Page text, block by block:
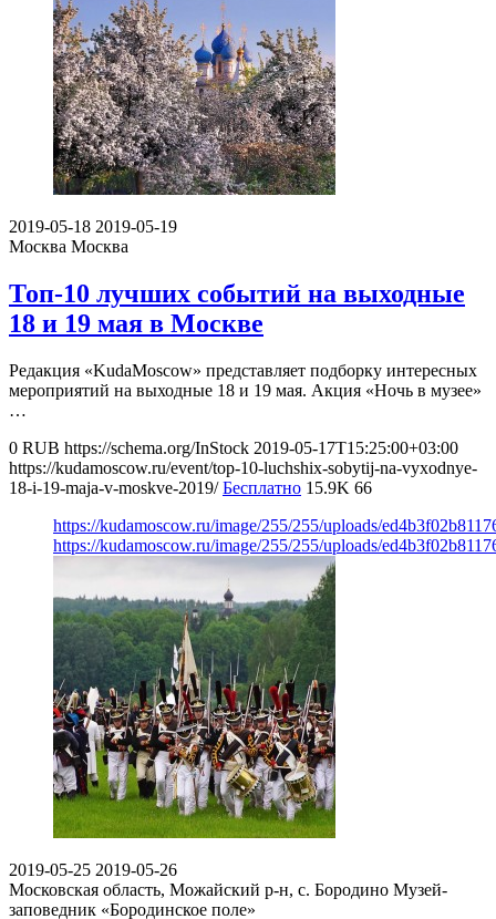
2019-05-18 2019-05-19
Москва Москва
Топ-10 лучших событий на выходные
18 и 19 мая в Москве
Редакция «KudaMoscow» представляет подборку интересных
мероприятий на выходные 18 и 19 мая. Акция «Ночь в музее»
…
0 RUB https://schema.org/InStock 2019-05-17T15:25:00+03:00
https://kudamoscow.ru/event/top-10-luchshix-sobytij-na-vyxodnye-
18-i-19-maja-v-moskve-2019/ Бесплатно 15.9K 66
https://kudamoscow.ru/image/255/255/uploads/
https://kudamoscow.ru/image/255/255/uploads/
2019-05-25 2019-05-26
Московская область, Можайский р-н, с. Бородино Музей-
заповедник «Бородинское поле»